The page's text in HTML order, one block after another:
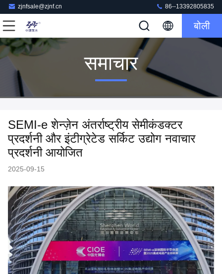
zjnfsale@zjnf.cn 86--13392805835
बोली
समाचार
SEMI-e शेन्ज़ेन अंतर्राष्ट्रीय सेमीकंडक्टर
प्रदर्शनी और इंटीग्रेटेड सर्किट उद्योग नवाचार
प्रदर्शनी आयोजित
2025-09-15